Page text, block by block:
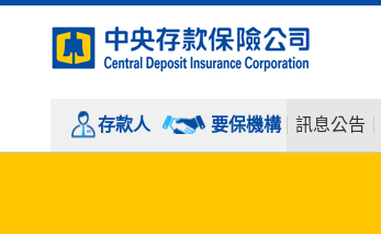
存款人 要保機構 訊息公告